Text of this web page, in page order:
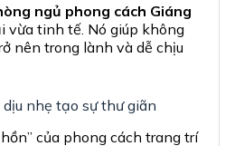
ngủ phong cách Giáng
vừa tinh tế. Nó giúp không
nên trong lành và dễ chịu
nhẹ tạo sự thư giãn
của phong cách trang trí